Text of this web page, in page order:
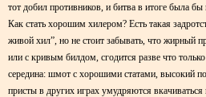
тот добил противников, и битва в итоге была бы
Как стать хорошим хилером? Есть такая
живой хил”, но не стоит забывать, что жирный
или с кривым билдом, сгодится разве что
середина: шмот с хорошими статами, высокий
присты в других играх умудряются